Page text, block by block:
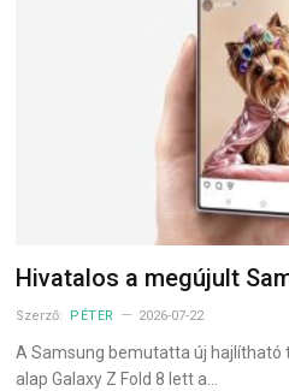
Hivatalos a megújult
Szerző: PÉTER 2026-07-22
A Samsung bemutatta új hajlítható
alap Galaxy Z Fold 8 lett a…